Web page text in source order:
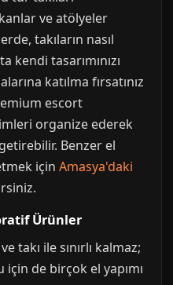
ve atölyeler
takıların nasıl
kendi tasarımınızı
katılma fırsatınız
escort
organize ederek
Benzer el
için Amasya'daki
Ürünler
takı ile sınırlı kalmaz;
de birçok el yapımı